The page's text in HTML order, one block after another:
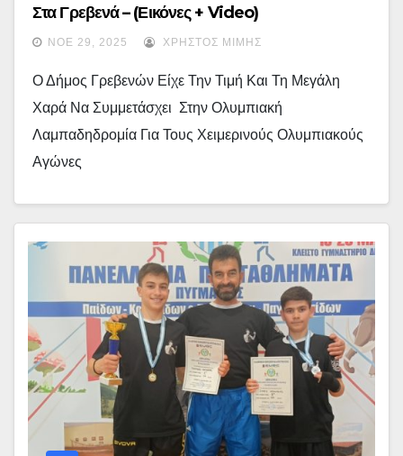
Στα Γρεβενά – (εικόνες + Video)
ΝΟΈ 29, 2025 ΧΡΉΣΤΟΣ ΜΊΜΗΣ
Ο Δήμος Γρεβενών Είχε Την Τιμή Και Τη Μεγάλη
Χαρά Να Συμμετάσχει Στην Ολυμπιακή
Λαμπαδηδρομία Για Τους Χειμερινούς Ολυμπιακούς
Αγώνες